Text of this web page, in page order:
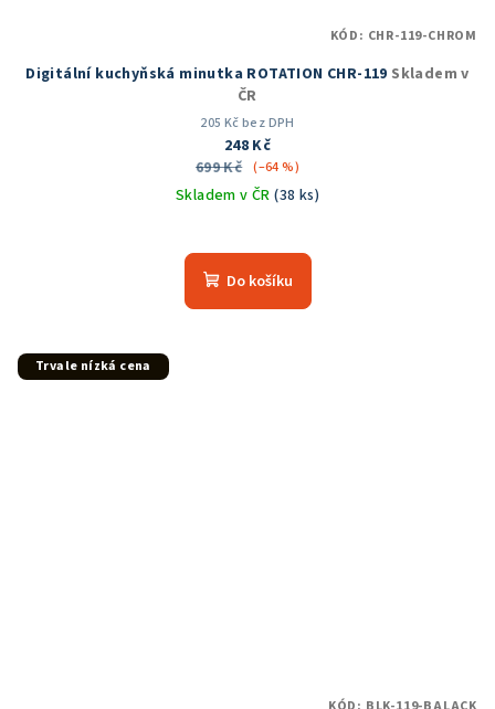
Digitální kuchyňská minutka ROTATION CHR-119 Skladem v
ČR
205 Kč bez DPH
248 Kč
699 Kč (–64 %)
Skladem v ČR(38 ks)
hodnocení
produktu
Do košíku
KÓD: CHR-119-CHROM
Trvale nízká cena